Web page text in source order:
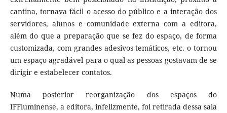
cantina, tornava fácil o acesso do público e a interação dos
servidores, alunos e comunidade externa com a editora,
além do que a preparação que se fez do espaço, de forma
customizada, com grandes adesivos temáticos, etc. o tornou
um espaço agradável para o qual as pessoas gostavam de se
dirigir e estabelecer contatos.
Numa posterior reorganização dos espaços do
IFFluminense, a editora, infelizmente, foi retirada dessa sala